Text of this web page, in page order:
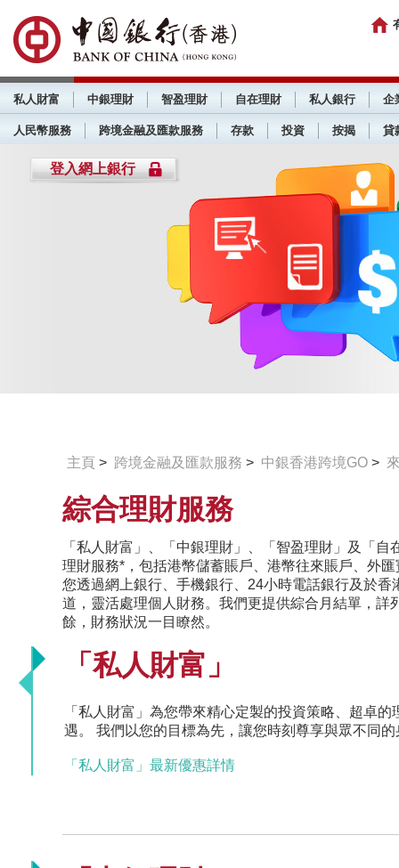
私人財富 中銀理財 智盈理財 自在理財 私人銀行 企
人民幣服務 跨境金融及匯款服務 存款 投資 按揭 貸
登入網上銀行
主頁 > 跨境金融及匯款服務 > 中銀香港跨境GO >
綜合理財服務
「私人財富」、「中銀理財」、「智盈理財」及「
理財服務*，包括港幣儲蓄賬戶、港幣往來賬戶、外
您透過網上銀行、手機銀行、24小時電話銀行及於
道，靈活處理個人財務。我們更提供綜合月結單，詳
餘，財務狀況一目瞭然。
「私人財富」
「私人財富」為您帶來精心定製的投資策略、超卓
遇。 我們以您的目標為先，讓您時刻尊享與眾不同
「私人財富」最新優惠詳情